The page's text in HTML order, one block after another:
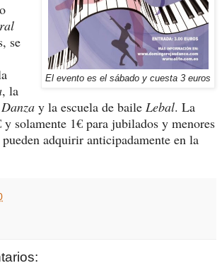
El evento es el sábado y cuesta 3 euros
se
, la
y la escuela de baile Lebal. La
y solamente 1€ para jubilados y menores
adquirir anticipadamente en la